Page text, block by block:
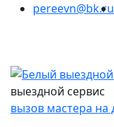
pereevn@bk.ru
выездной сервис
вызов мастера на